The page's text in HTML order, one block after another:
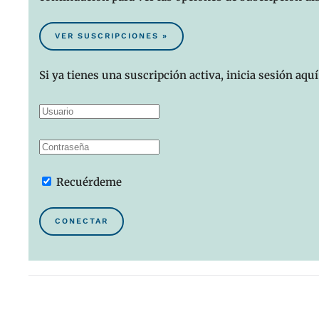
VER SUSCRIPCIONES »
Si ya tienes una suscripción activa, inicia sesión
Recuérdeme
CONECTAR